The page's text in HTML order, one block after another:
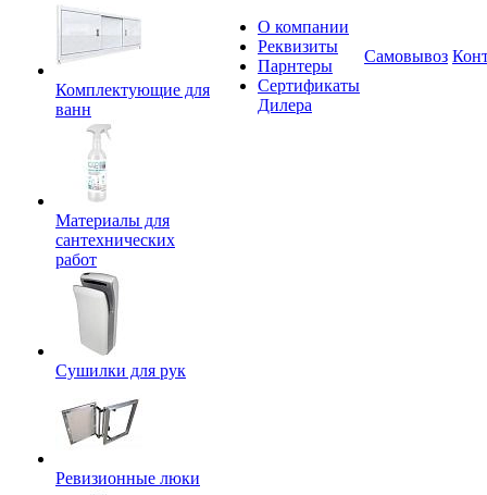
Комплектующие для
ванн
Материалы для
сантехнических
работ
Сушилки для рук
Ревизионные люки
О компании
Реквизиты
Парнтеры
Сертификаты
Дилера
Самовывоз